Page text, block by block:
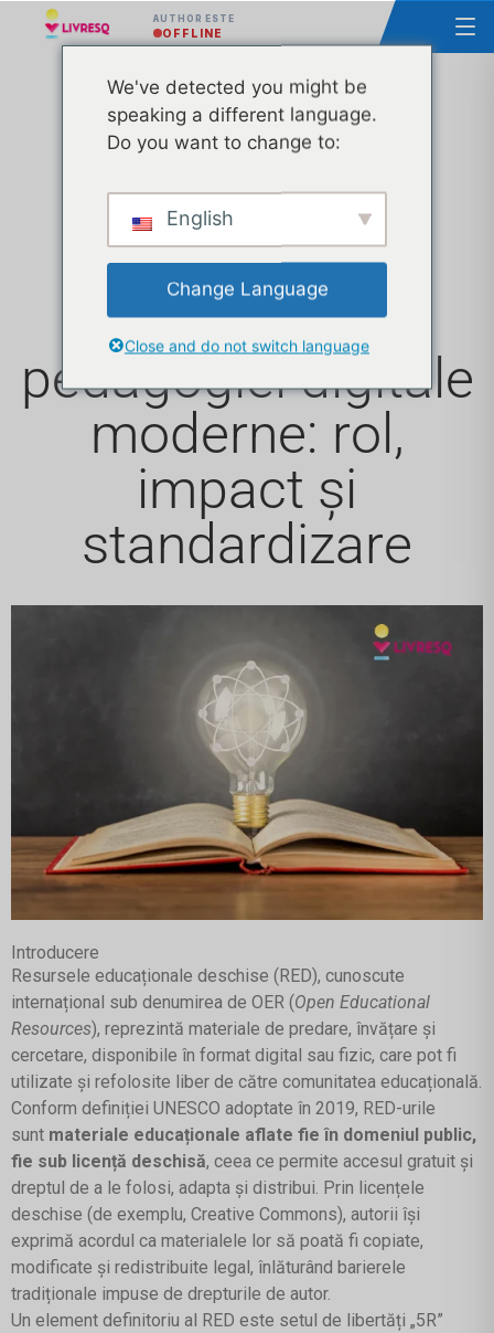
AUTHOR ESTE
OFFLINE
Resursele
educaționale
deschise în
contextul
pedagogiei digitale
moderne: rol,
impact și
standardizare
Introducere
Resursele educaționale deschise (RED), cunoscute
internațional sub denumirea de OER (Open Educational
Resources), reprezintă materiale de predare, învățare și
cercetare, disponibile în format digital sau fizic, care pot fi
utilizate și refolosite liber de către comunitatea educațională.
Conform definiției UNESCO adoptate în 2019, RED-urile
sunt materiale educaționale aflate fie în domeniul public,
fie sub licență deschisă, ceea ce permite accesul gratuit și
dreptul de a le folosi, adapta și distribui. Prin licențele
deschise (de exemplu, Creative Commons), autorii își
exprimă acordul ca materialele lor să poată fi copiate,
modificate și redistribuite legal, înlăturând barierele
tradiționale impuse de drepturile de autor.
Un element definitoriu al RED este setul de libertăți „5R”
We've detected you might be
speaking a different language.
Do you want to change to:
English
Change Language
Close and do not switch language